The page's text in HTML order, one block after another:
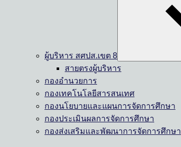
ผู้บริหาร สศปส.เขต 8
สายตรงผู้บริหาร
กองอำนวยการ
กองเทคโนโลยีสารสนเทศ
กองนโยบายและแผนการจัดการศึกษา
กองประเมินผลการจัดการศึกษา
กองส่งเสริมและพัฒนาการจัดการศึกษา